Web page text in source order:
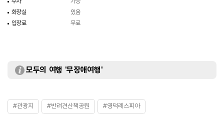
화장실
있음
입장료
무료
모두의 여행 '무장애여행'
#관광지 #반려견산책공원 #영덕레스피아